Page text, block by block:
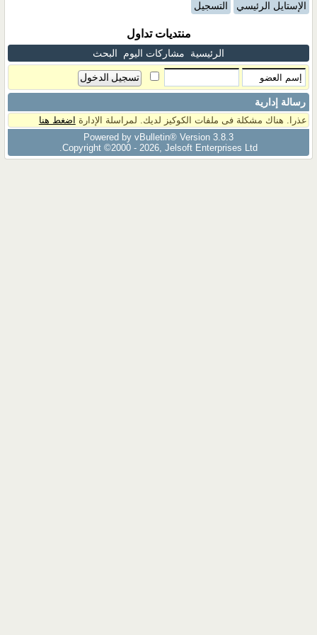
الإستايل الرئيسي التسجيل
منتديات تداول
الرئيسية مشاركات اليوم البحث
رسالة إدارية
عذرا. هناك مشكلة فى ملفات الكوكيز لديك. لمراسلة الإدارة اضغط هنا
Powered by vBulletin® Version 3.8.3
Copyright ©2000 - 2026, Jelsoft Enterprises Ltd.